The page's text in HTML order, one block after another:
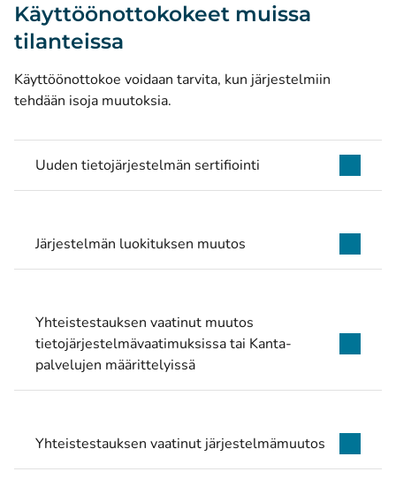
Käyttöönottokokeet muissa
tilanteissa
Käyttöönottokoe voidaan tarvita, kun järjestelmiin
tehdään isoja muutoksia.
Uuden tietojärjestelmän sertifiointi
Järjestelmän luokituksen muutos
Yhteistestauksen vaatinut muutos
tietojärjestelmävaatimuksissa tai Kanta-
palvelujen määrittelyissä
Yhteistestauksen vaatinut järjestelmämuutos